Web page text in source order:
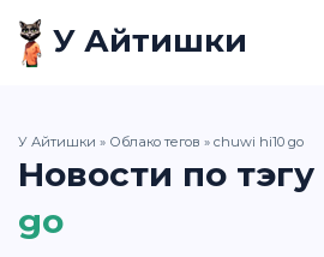
У Айтишки
У Айтишки » Облако тегов » chuwi hi10 go
Новости по тэгу
go